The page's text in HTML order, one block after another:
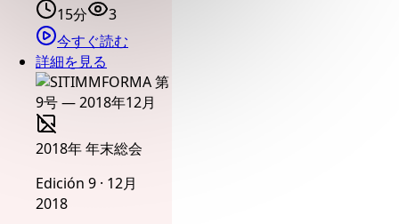
15分
3
今すぐ読む
詳細を見る
2018年 年末総会
Edición 9 · 12月
2018